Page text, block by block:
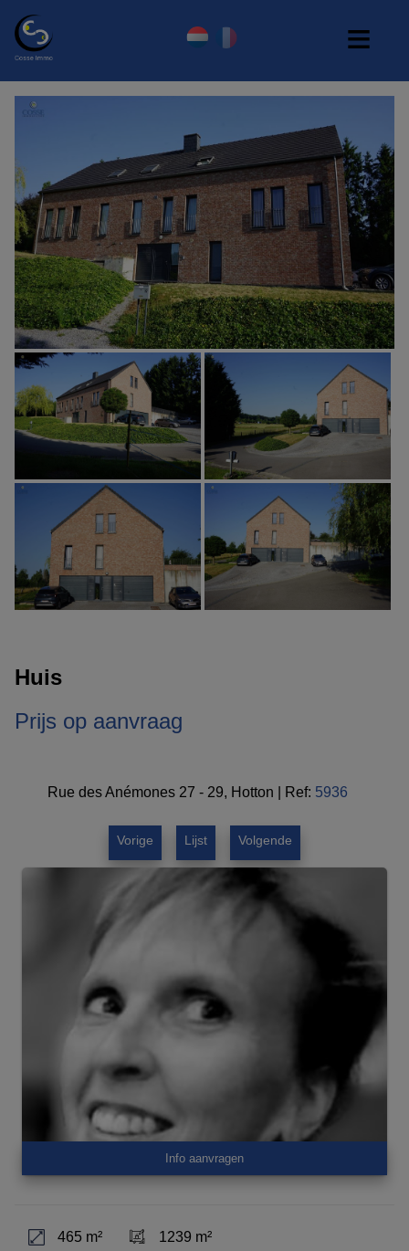
Huis
Prijs op aanvraag
Rue des Anémones 27 - 29, Hotton Ref: 5936
Vorige Lijst Volgende
Info aanvragen
465 m² 1239 m²